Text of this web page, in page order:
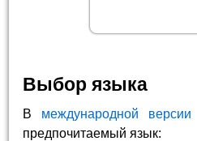
Выбор языка
В международной версии
предпочитаемый язык: